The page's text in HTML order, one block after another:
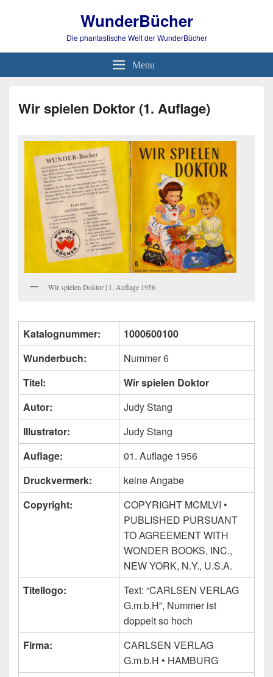
WunderBücher
Die phantastische Welt der WunderBücher
Menu
Wir spielen Doktor (1. Auflage)
Wir spielen Doktor | 1. Auflage 1956
Katalognummer:
1000600100
Wunderbuch:
Nummer 6
Titel:
Wir spielen Doktor
Autor:
Judy Stang
Illustrator:
Judy Stang
Auflage:
01. Auflage 1956
Druckvermerk:
keine Angabe
Copyright:
COPYRIGHT MCMLVI •
PUBLISHED PURSUANT
TO AGREEMENT WITH
WONDER BOOKS, INC.,
NEW YORK, N.Y., U.S.A.
Titellogo:
Text: “CARLSEN VERLAG
G.m.b.H”, Nummer ist
doppelt so hoch
Firma:
CARLSEN VERLAG
G.m.b.H • HAMBURG